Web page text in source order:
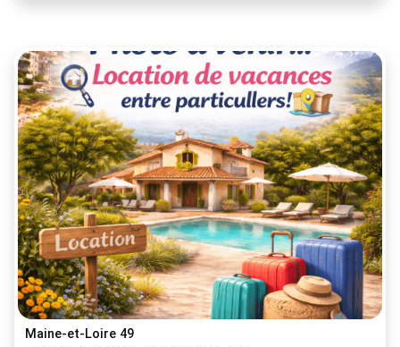
Maine-et-Loire 49